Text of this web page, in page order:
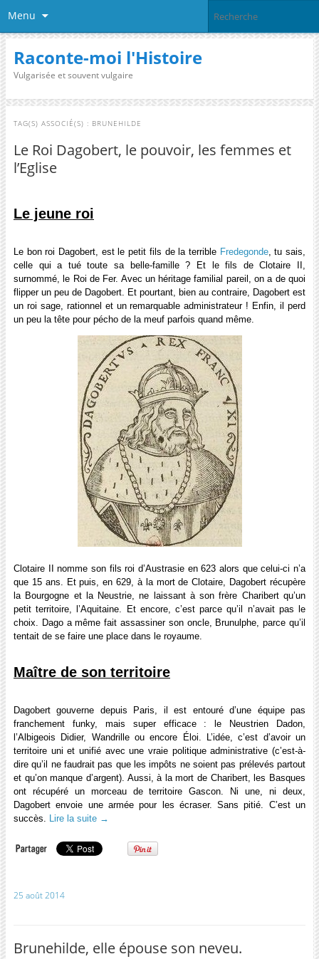
Menu
Raconte-moi l'Histoire
Vulgarisée et souvent vulgaire
TAG(S) ASSOCIÉ(S) : BRUNEHILDE
Le Roi Dagobert, le pouvoir, les femmes et
l’Eglise
Le jeune roi
Le bon roi Dagobert, est le petit fils de la terrible Fredegonde, tu sais,
celle qui a tué toute sa belle-famille ? Et le fils de Clotaire II,
surnommé, le Roi de Fer. Avec un héritage familial pareil, on a de quoi
flipper un peu de Dagobert. Et pourtant, bien au contraire, Dagobert est
un roi sage, rationnel et un remarquable administrateur ! Enfin, il perd
un peu la tête pour pécho de la meuf parfois quand même.
Clotaire II nomme son fils roi d’Austrasie en 623 alors que celui-ci n’a
que 15 ans. Et puis, en 629, à la mort de Clotaire, Dagobert récupère
la Bourgogne et la Neustrie, ne laissant à son frère Charibert qu’un
petit territoire, l’Aquitaine. Et encore, c’est parce qu’il n’avait pas le
choix. Dago a même fait assassiner son oncle, Brunulphe, parce qu’il
tentait de se faire une place dans le royaume.
Maître de son territoire
Dagobert gouverne depuis Paris, il est entouré d’une équipe pas
franchement funky, mais super efficace : le Neustrien Dadon,
l’Albigeois Didier, Wandrille ou encore Éloi. L’idée, c’est d’avoir un
territoire uni et unifié avec une vraie politique administrative (c’est-à-
dire qu’il ne faudrait pas que les impôts ne soient pas prélevés partout
et qu’on manque d’argent). Aussi, à la mort de Charibert, les Basques
ont récupéré un morceau de territoire Gascon. Ni une, ni deux,
Dagobert envoie une armée pour les écraser. Sans pitié. C’est un
succès.
Lire la suite →
25 août 2014
Brunehilde, elle épouse son neveu.